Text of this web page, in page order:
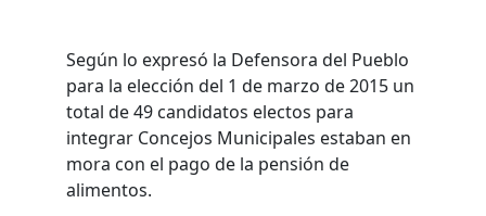
Según lo expresó la Defensora del Pueblo
para la elección del 1 de marzo de 2015 un
total de 49 candidatos electos para
integrar Concejos Municipales estaban en
mora con el pago de la pensión de
alimentos.